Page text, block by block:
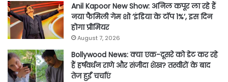
Anil Kapoor New Show: अनिल कपूर ला रहे हैं
नया फैमिली गेम शो ‘इंडिया के टॉप 1%’, इस दिन
होगा प्रीमियर
August 7, 2026
Bollywood News: क्या एक-दूसरे को डेट कर रहे
हैं हर्षवर्धन राणे और संजीदा शेख? तस्वीरों के बाद
तेज हुईं चर्चाएं